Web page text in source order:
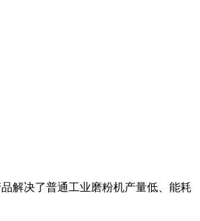
解决了普通工业磨粉机产量低、能耗